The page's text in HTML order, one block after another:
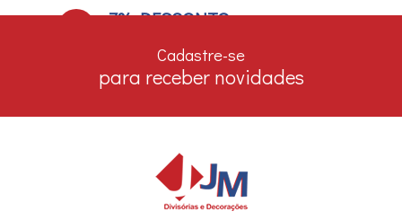
7% DESCONTO
Cadastre-se
para receber novidades